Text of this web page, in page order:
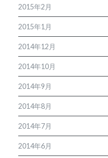
2015年2月
2015年1月
2014年12月
2014年10月
2014年9月
2014年8月
2014年7月
2014年6月